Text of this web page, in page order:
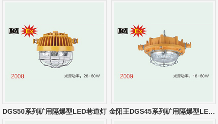
DGS50系列矿用隔爆型LED巷道灯 金阳王DGS45系列矿用隔爆型LED巷道灯